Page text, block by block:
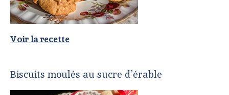
Voir la recette
Biscuits moulés au sucre d’érable